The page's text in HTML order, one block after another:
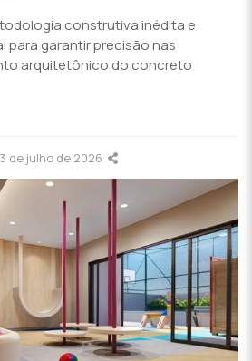
construtiva inédita e
para garantir precisão nas
arquitetônico do concreto
de julho de 2026